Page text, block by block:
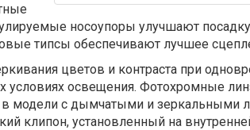
носоупоры улучшают
типсы обеспечивают лучшее
цветов и контраста при
условиях освещения. Фотохромные
в модели с дымчатыми и зеркальными
клипон, установленный на